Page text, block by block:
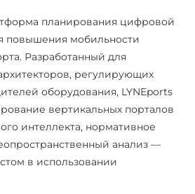
планирования цифровой
повышения мобильности
Разработанный для
регулирующих
оборудования, LYNEports
вертикальных порталов
интеллекта, нормативное
анализ —
в использовании